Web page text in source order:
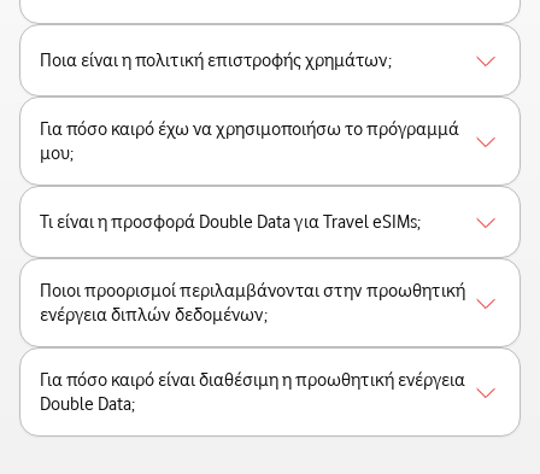
Ποια είναι η πολιτική επιστροφής χρημάτων;
Για πόσο καιρό έχω να χρησιμοποιήσω το πρόγραμμά
μου;
Τι είναι η προσφορά Double Data για Travel eSIMs;
Ποιοι προορισμοί περιλαμβάνονται στην προωθητική
ενέργεια διπλών δεδομένων;
Για πόσο καιρό είναι διαθέσιμη η προωθητική ενέργεια
Double Data;